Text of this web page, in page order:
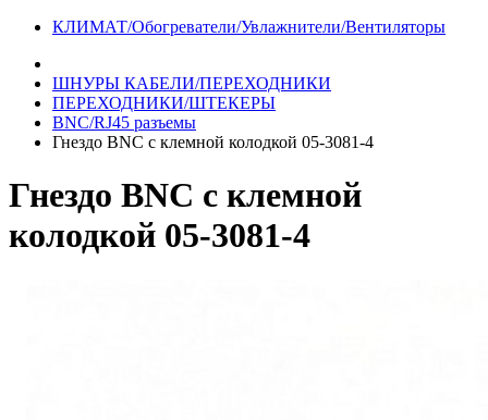
КЛИМАТ/Обогреватели/Увлажнители/Вентиляторы
ШНУРЫ КАБЕЛИ/ПЕРЕХОДНИКИ
ПЕРЕХОДНИКИ/ШТЕКЕРЫ
BNC/RJ45 разъемы
Гнездо BNC с клемной колодкой 05-3081-4
Гнездо BNC с клемной
колодкой 05-3081-4